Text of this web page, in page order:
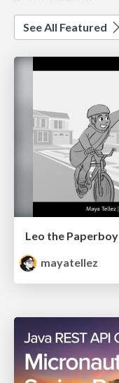
See All Featured
Leo the Paperboy
mayatellez